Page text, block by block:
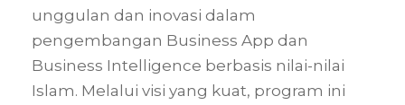
unggulan dan inovasi dalam
pengembangan Business App dan
Business Intelligence berbasis nilai-nilai
Islam. Melalui visi yang kuat, program ini